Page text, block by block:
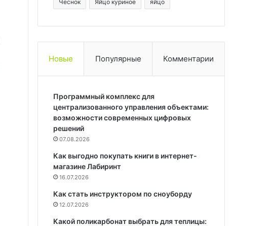
Чеснок Яйцо куриное яйцо
Новые Популярные Комментарии
Программный комплекс для
централизованного управления объектами:
возможности современных цифровых
решений
07.08.2026
Как выгодно покупать книги в интернет-
магазине Лабиринт
16.07.2026
Как стать инструктором по сноуборду
12.07.2026
Какой поликарбонат выбрать для теплицы: